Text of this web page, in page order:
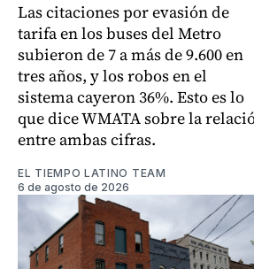
Las citaciones por evasión de
tarifa en los buses del Metro
subieron de 7 a más de 9.600 en
tres años, y los robos en el
sistema cayeron 36%. Esto es lo
que dice WMATA sobre la
entre ambas cifras.
EL TIEMPO LATINO TEAM
6 de agosto de 2026